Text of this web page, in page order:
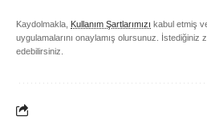
Kaydolmakla, Kullanım Şartlarımızı kabul etmiş
uygulamalarını onaylamış olursunuz. İstediğiniz
edebilirsiniz.